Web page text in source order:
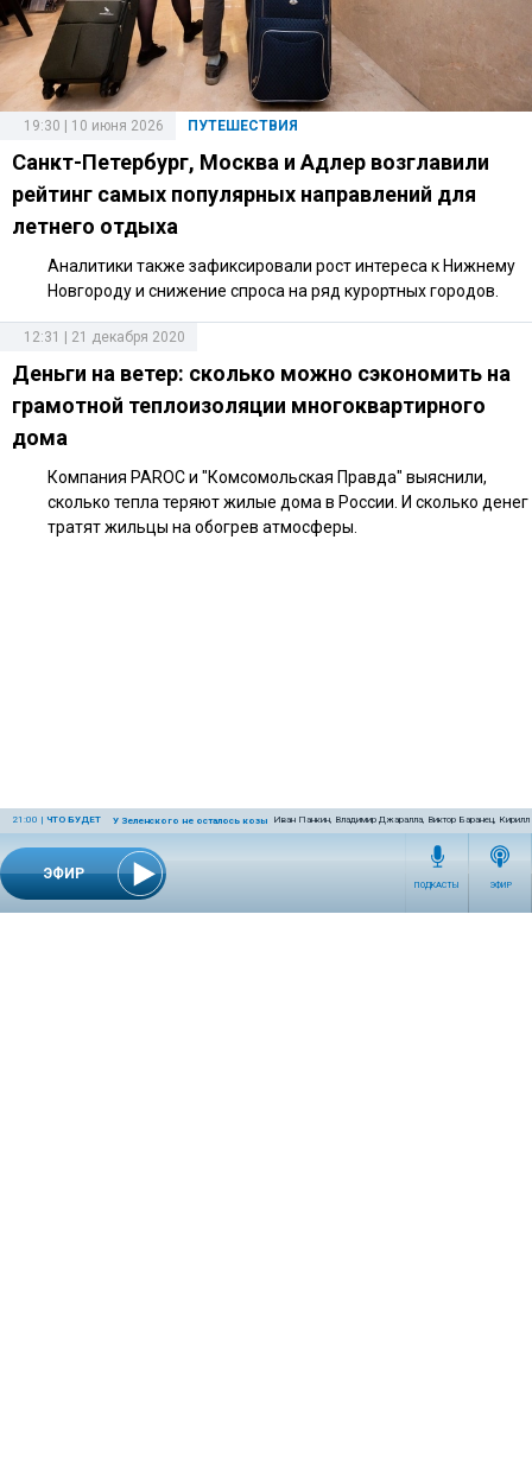
ЭФИР
21:00 | ЧТО БУДЕТ У Зеленского не осталось козырейИван Панкин, Владимир Джаралла, Виктор Баранец, Кирилл
ПОДКАСТЫ ЭФИР
ПУТЕШЕСТВИЯ
19:30 | 10 июня 2026
Санкт-Петербург, Москва и Адлер возглавили
рейтинг самых популярных направлений для
летнего отдыха
Аналитики также зафиксировали рост интереса к Нижнему
Новгороду и снижение спроса на ряд курортных городов.
12:31 | 21 декабря 2020
Деньги на ветер: сколько можно сэкономить на
грамотной теплоизоляции многоквартирного
дома
Компания PAROC и "Комсомольская Правда" выяснили,
сколько тепла теряют жилые дома в России. И сколько денег
тратят жильцы на обогрев атмосферы.